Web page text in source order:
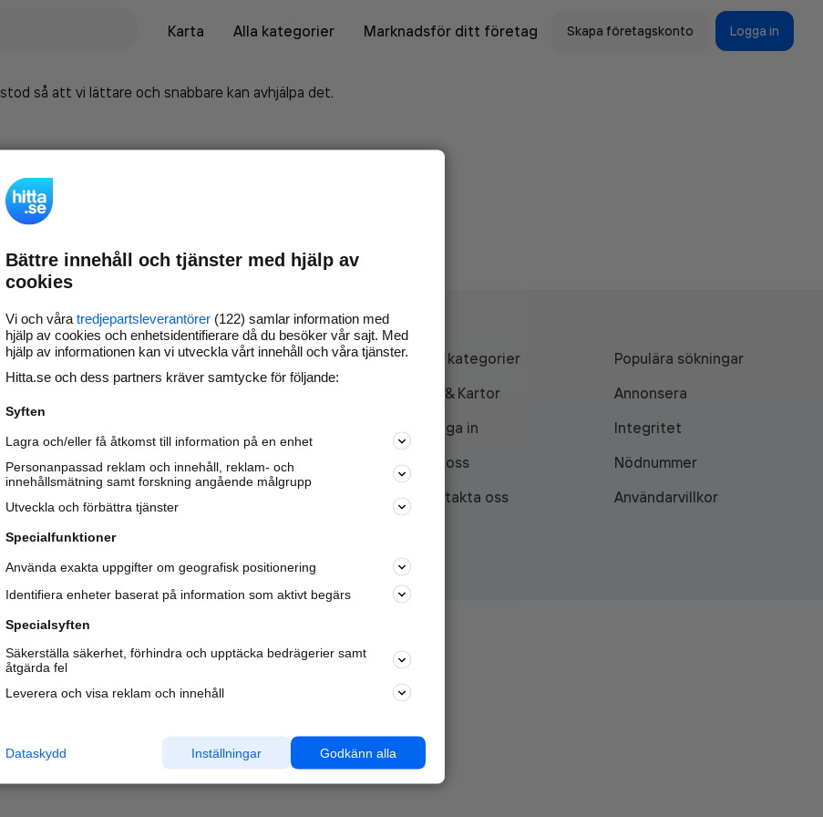
Karta
Alla kategorier Marknadsför ditt företag Skapa företagskonto Logga in
så att vi lättare och snabbare kan avhjälpa det.
Marknadsför företaget på
nya kunder och
samarbetspartners nära dig.
Läs mer här
Alla kategorier
Populära sökningar
API & Kartor
Annonsera
Logga in
Integritet
Om oss
Nödnummer
Kontakta oss
Användarvillkor
Bättre innehåll och tjänster med hjälp av
cookies
Vi och våra tredjepartsleverantörer (122) samlar information med
hjälp av cookies och enhetsidentifierare då du besöker vår sajt. Med
hjälp av informationen kan vi utveckla vårt innehåll och våra tjänster.
Hitta.se och dess partners kräver samtycke för följande:
Syften
Lagra och/eller få åtkomst till information på en enhet
Personanpassad reklam och innehåll, reklam- och
innehållsmätning samt forskning angående målgrupp
Utveckla och förbättra tjänster
Specialfunktioner
Använda exakta uppgifter om geografisk positionering
Identifiera enheter baserat på information som aktivt begärs
Specialsyften
Säkerställa säkerhet, förhindra och upptäcka bedrägerier samt
åtgärda fel
Leverera och visa reklam och innehåll
Godkänn alla
Inställningar
Dataskydd